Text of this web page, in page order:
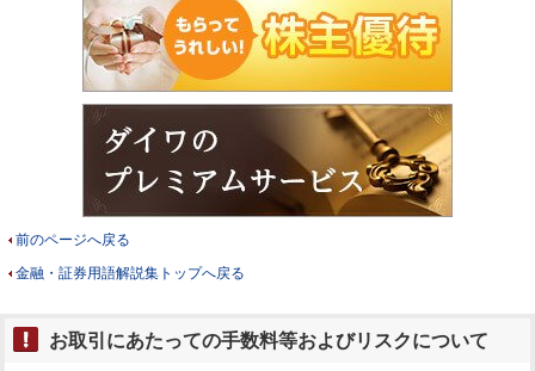
前のページへ戻る
金融・証券用語解説集トップへ戻る
お取引にあたっての手数料等およびリスクについて